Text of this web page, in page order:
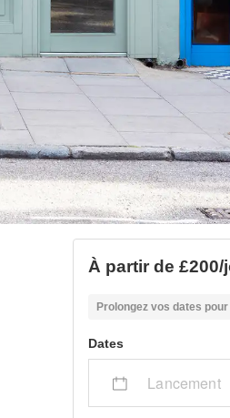
À partir de £200/
Prolongez vos dates
Dates
Lancement